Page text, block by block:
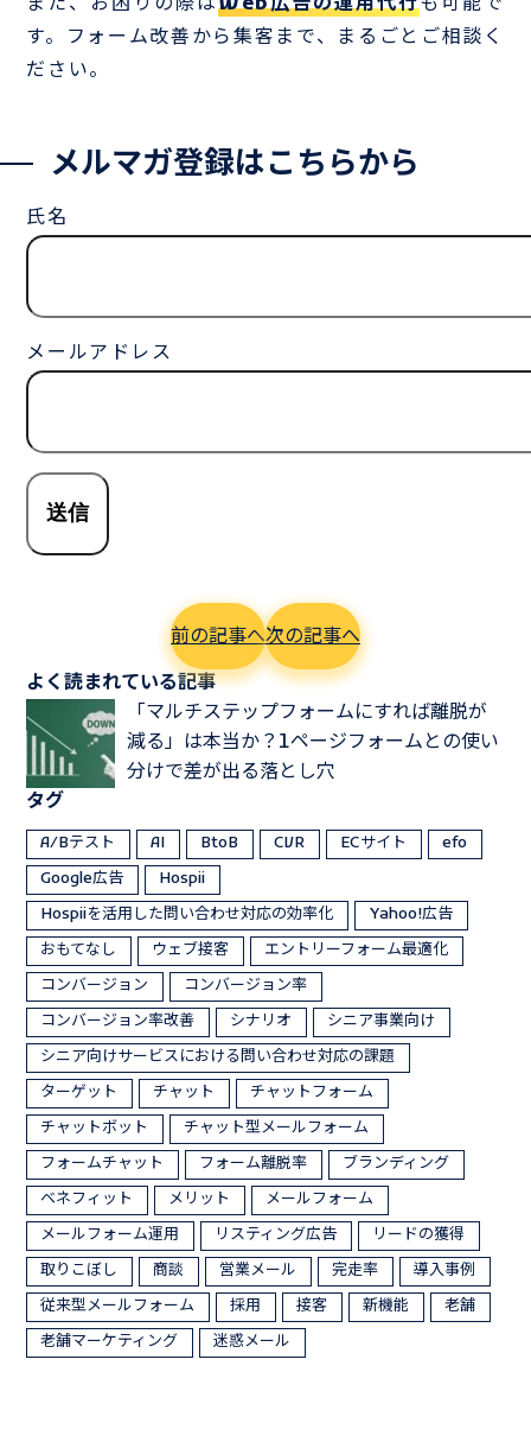
す。フォーム改善から集客まで、まるごとご相談く
ださい。
メルマガ登録はこちらから
氏名
メールアドレス
前の記事へ次の記事へ
よく読まれている記事
「マルチステップフォームにすれば離脱が
減る」は本当か？1ページフォームとの使い
分けで差が出る落とし穴
タグ
A/Bテスト AI BtoB CVR ECサイト
efo
Google広告
Hospii
Hospiiを活用した問い合わせ対応の効率化
Yahoo!広告
おもてなし
ウェブ接客
エントリーフォーム最適化
コンバージョン
コンバージョン率
コンバージョン率改善
シナリオ
シニア事業向け
シニア向けサービスにおける問い合わせ対応の課題
ターゲット
チャット
チャットフォーム
チャットボット
チャット型メールフォーム
フォームチャット
フォーム離脱率
ブランディング
ベネフィット
メリット
メールフォーム
メールフォーム運用
リスティング広告
リードの獲得
取りこぼし
商談 営業メール 完走率
導入事例
従来型メールフォーム
採用 接客 新機能
老舗
老舗マーケティング
迷惑メール